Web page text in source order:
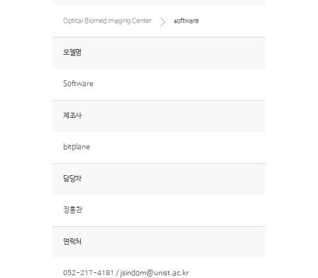
Optical Biomed Imaging Center software
모델명
Software
제조사
bitplane
담당자
정홍찬
연락처
052-217-4181 / jsindom@unist.ac.kr